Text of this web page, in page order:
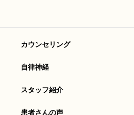
カウンセリング
自律神経
スタッフ紹介
患者さんの声